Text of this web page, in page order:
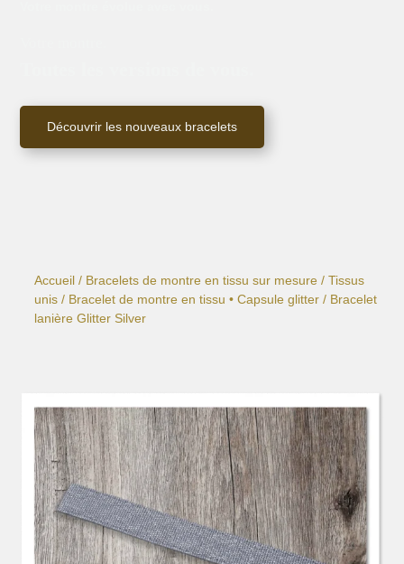
Découvrir les nouveaux bracelets
Accueil / Bracelets de montre en tissu sur mesure /Tissus
unis / Bracelet de montre en tissu • Capsule glitter / Bracelet
lanière Glitter Silver